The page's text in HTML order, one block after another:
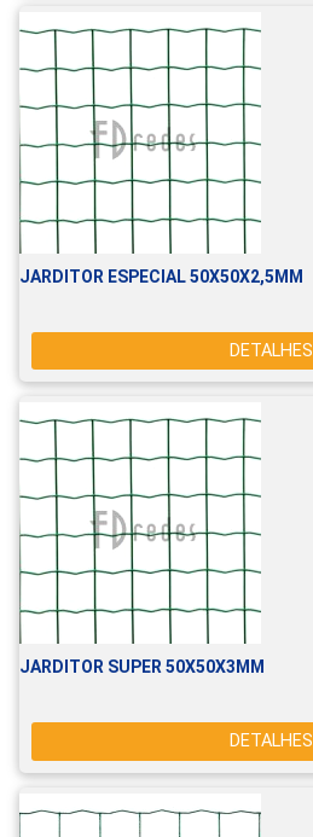
JARDITOR ESPECIAL 50X50X2,5MM
DETALHES
JARDITOR SUPER 50X50X3MM
DETALHES